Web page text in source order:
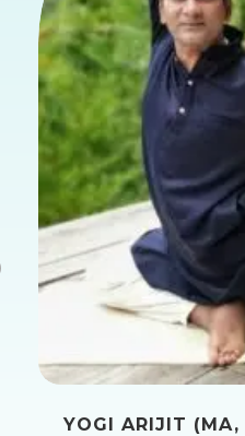
Previous
YOGI ARIJIT (MA,